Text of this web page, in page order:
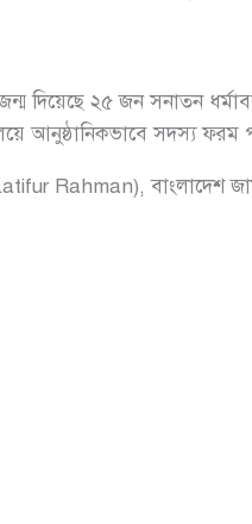
দিয়েছে ২৫ জন সনাতন
আনুষ্ঠানিকভাবে সদস্য ফরম
Rahman), বাংলাদেশ